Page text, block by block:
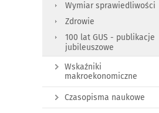
Wymiar sprawiedliwości
Zdrowie
100 lat GUS - publikacje
jubileuszowe
Wskaźniki
makroekonomiczne
Czasopisma naukowe